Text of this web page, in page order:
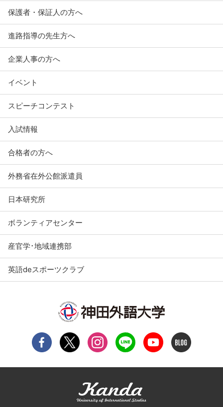
保護者・保証人の方へ
進路指導の先生方へ
企業人事の方へ
イベント
スピーチコンテスト
入試情報
合格者の方へ
外務省在外公館派遣員
日本研究所
ボランティアセンター
産官学･地域連携部
英語deスポーツクラブ